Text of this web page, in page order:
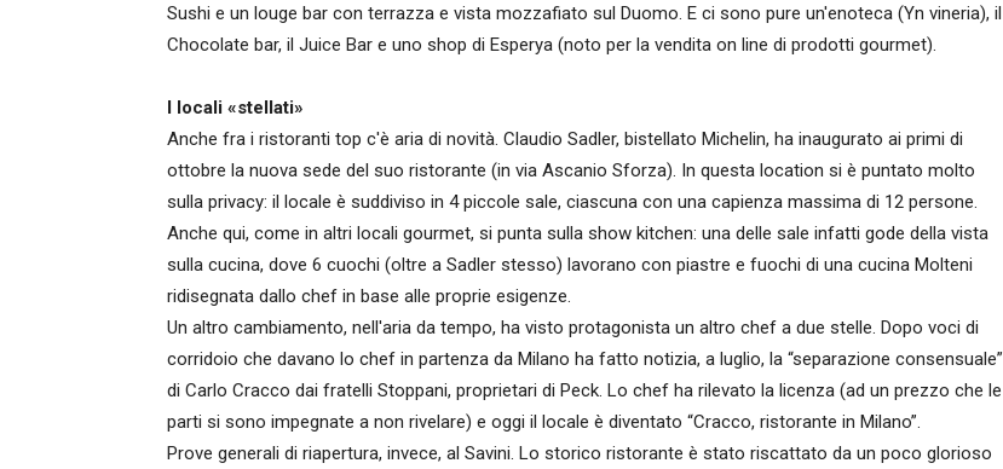
Sushi e un louge bar con terrazza e vista mozzafiato sul Duomo. E ci sono pure un'enoteca (Yn vineria), il
Chocolate bar, il Juice Bar e uno shop di Esperya (noto per la vendita on line di prodotti gourmet).
I locali «stellati»
Anche fra i ristoranti top c'è aria di novità. Claudio Sadler, bistellato Michelin, ha inaugurato ai primi di
ottobre la nuova sede del suo ristorante (in via Ascanio Sforza). In questa location si è puntato molto
sulla privacy: il locale è suddiviso in 4 piccole sale, ciascuna con una capienza massima di 12 persone.
Anche qui, come in altri locali gourmet, si punta sulla show kitchen: una delle sale infatti gode della vista
sulla cucina, dove 6 cuochi (oltre a Sadler stesso) lavorano con piastre e fuochi di una cucina Molteni
ridisegnata dallo chef in base alle proprie esigenze.
Un altro cambiamento, nell'aria da tempo, ha visto protagonista un altro chef a due stelle. Dopo voci di
corridoio che davano lo chef in partenza da Milano ha fatto notizia, a luglio, la “separazione consensuale”
di Carlo Cracco dai fratelli Stoppani, proprietari di Peck. Lo chef ha rilevato la licenza (ad un prezzo che le
parti si sono impegnate a non rivelare) e oggi il locale è diventato “Cracco, ristorante in Milano”.
Prove generali di riapertura, invece, al Savini. Lo storico ristorante è stato riscattato da un poco glorioso